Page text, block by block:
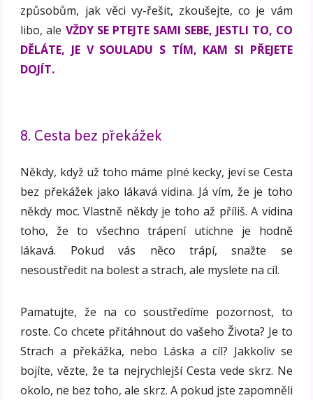
způsobům, jak věci vy-řešit, zkoušejte, co je vám
libo, ale VŽDY SE PTEJTE SAMI SEBE, JESTLI TO, CO
DĚLÁTE, JE V SOULADU S TÍM, KAM SI PŘEJETE
DOJÍT.
8. Cesta bez překážek
Někdy, když už toho máme plné kecky, jeví se Cesta
bez překážek jako lákavá vidina. Já vím, že je toho
někdy moc. Vlastně někdy je toho až příliš. A vidina
toho, že to všechno trápení utichne je hodně
lákavá. Pokud vás něco trápí, snažte se
nesoustředit na bolest a strach, ale myslete na cíl.
Pamatujte, že na co soustředíme pozornost, to
roste. Co chcete přitáhnout do vašeho Života? Je to
Strach a překážka, nebo Láska a cíl? Jakkoliv se
bojíte, vězte, že ta nejrychlejší Cesta vede skrz. Ne
okolo, ne bez toho, ale skrz. A pokud jste zapomněli